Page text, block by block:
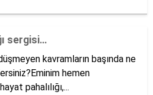
sergisi…
kavramların başında ne
hemen
pahalılığı,...